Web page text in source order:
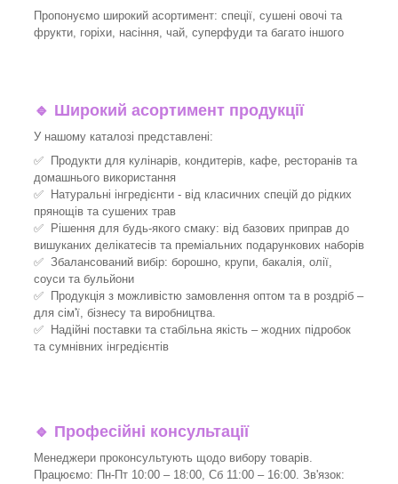
Пропонуємо широкий асортимент: спеції, сушені овочі та
фрукти, горіхи, насіння, чай, суперфуди та багато іншого
🔹 Широкий асортимент продукції
У нашому каталозі представлені:
✅ Продукти для кулінарів, кондитерів, кафе, ресторанів та
домашнього використання
✅ Натуральні інгредієнти - від класичних спецій до рідких
прянощів та сушених трав
✅ Рішення для будь-якого смаку: від базових приправ до
вишуканих делікатесів та преміальних подарункових наборів
✅ Збалансований вибір: борошно, крупи, бакалія, олії,
соуси та бульйони
✅ Продукція з можливістю замовлення оптом та в роздріб –
для сім'ї, бізнесу та виробництва.
✅ Надійні поставки та стабільна якість – жодних підробок
та сумнівних інгредієнтів
🔹 Професійні консультації
Менеджери проконсультують щодо вибору товарів.
Працюємо: Пн-Пт 10:00 – 18:00, Сб 11:00 – 16:00. Зв'язок: